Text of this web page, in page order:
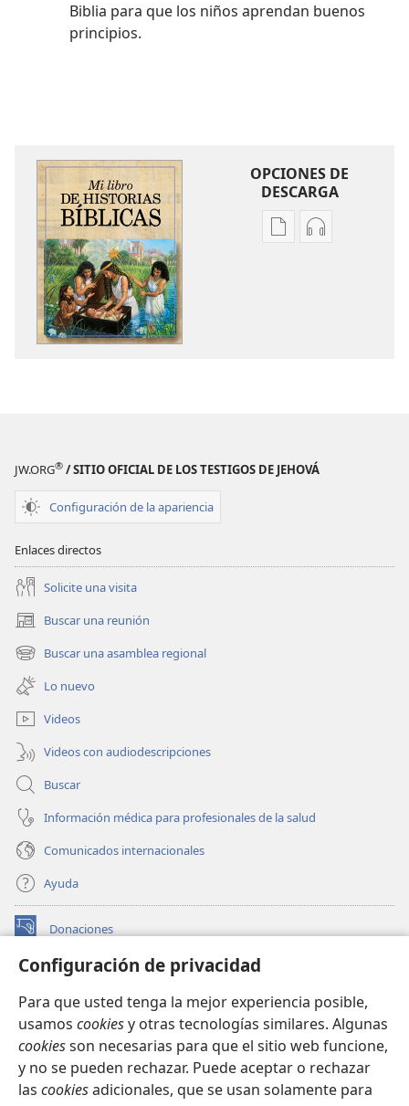
Configuración de privacidad
Para que usted tenga la mejor experiencia posible,
usamos cookiesy otras tecnologías similares. Algunas
cookiesson necesarias para que el sitio web funcione,
y no se pueden rechazar. Puede aceptar o rechazar
las cookiesadicionales, que se usan solamente para
Biblia para que los niños aprendan buenos
principios.
OPCIONES DE
DESCARGA
OpcionesOpciones
JW.ORG® / SITIO OFICIAL DE LOS TESTIGOS DE JEHOVÁ
Configuración de la apariencia
Enlaces directos
Solicite una visita
Buscar una reunión
(abre
una
nueva
ventana)
Buscar una asamblea regional
(abre
una
nueva
ventana)
Lo nuevo
Videos
Videos con audiodescripciones
Buscar
Información médica para profesionales de la salud
Comunicados internacionales
Ayuda
Donaciones
(abre
nueva BIBLIOTECA EN LÍNEA Watchtower™
una
nueva
ventana)
JW Hub
(abre
una
nueva
ventana)
JW Library